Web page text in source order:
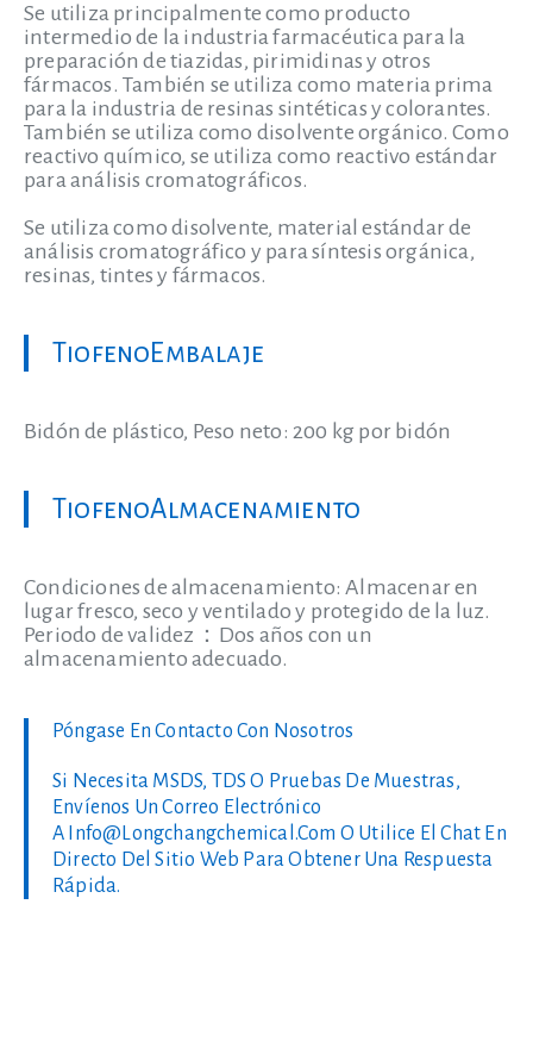
Se utiliza principalmente como producto
intermedio de la industria farmacéutica para la
preparación de tiazidas, pirimidinas y otros
fármacos. También se utiliza como materia prima
para la industria de resinas sintéticas y colorantes.
También se utiliza como disolvente orgánico. Como
reactivo químico, se utiliza como reactivo estándar
para análisis cromatográficos.
Se utiliza como disolvente, material estándar de
análisis cromatográfico y para síntesis orgánica,
resinas, tintes y fármacos.
Tiofeno Embalaje
Bidón de plástico, Peso neto: 200 kg por bidón
TiofenoAlmacenamiento
Condiciones de almacenamiento: Almacenar en
lugar fresco, seco y ventilado y protegido de la luz.
Periodo de validez：Dos años con un
almacenamiento adecuado.
Póngase En Contacto Con Nosotros
Si Necesita MSDS, TDS O Pruebas De Muestras,
Envíenos Un Correo Electrónico
A Info@longchangchemical.com O Utilice El Chat En
Directo Del Sitio Web Para Obtener Una Respuesta
Rápida.